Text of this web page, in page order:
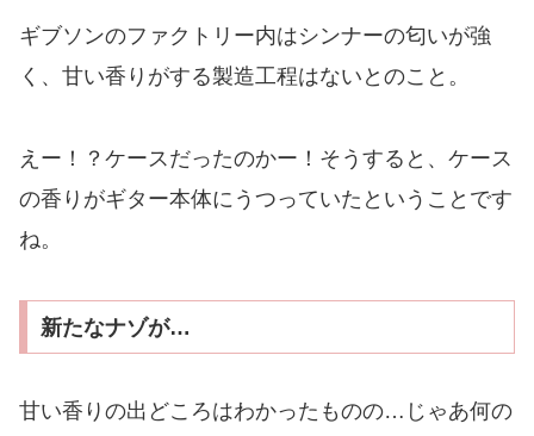
ギブソンのファクトリー内はシンナーの匂いが強
く、甘い香りがする製造工程はないとのこと。
えー！？ケースだったのかー！そうすると、ケース
の香りがギター本体にうつっていたということです
ね。
新たなナゾが…
甘い香りの出どころはわかったものの…じゃあ何の